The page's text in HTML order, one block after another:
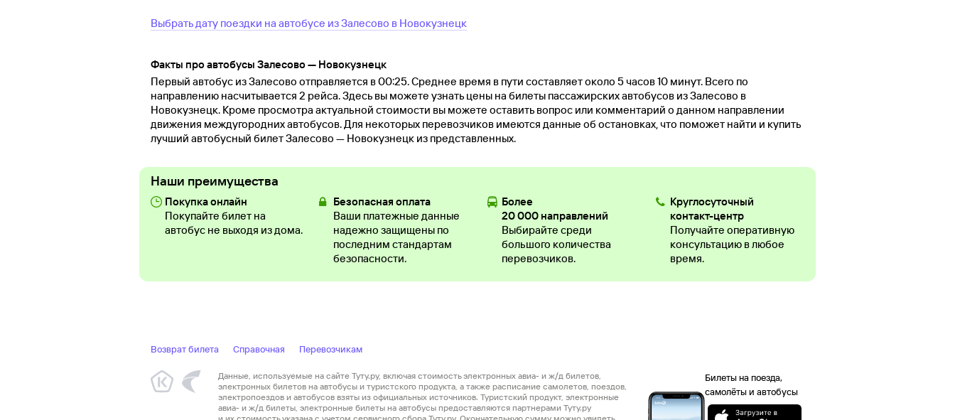
Выбрать дату поездки на автобусе изЗалесово в Новокузнецк
Факты про автобусы Залесово — Новокузнецк
Первый автобус из Залесово отправляется в 00:25. Среднее время в пути составляет около 5 часов 10 минут. Всего по
направлению насчитывается 2 рейса. Здесь вы можете узнать цены на билеты пассажирских автобусов из Залесово в
Новокузнецк. Кроме просмотра актуальной стоимости вы можете оставить вопрос или комментарий о данном направлении
движения междугородних автобусов. Для некоторых перевозчиков имеются данные об остановках, что поможет найти и купить
лучший автобусный билет Залесово — Новокузнецк из представленных.
Наши преимущества
Покупка онлайн
Покупайте билет на
автобус не выходя из дома.
Безопасная оплата
Ваши платежные данные
надежно защищены по
последним стандартам
безопасности.
Более
20 000 направлений
Выбирайте среди
большого количества
перевозчиков.
Круглосуточный
контакт-центр
Получайте оперативную
консультацию в любое
время.
Возврат билета Справочная Перевозчикам
Билеты на поезда,
самолёты и автобусы
Данные, используемые на сайте Туту.ру, включая стоимость электронных авиа- и ж/д билетов,
электронных билетов на автобусы и туристского продукта, а также расписание самолетов, поездов,
электропоездов и автобусов взяты из официальных источников. Туристский продукт, электронные
авиа- и ж/д билеты, электронные билеты на автобусы предоставляются партнерами Туту.ру